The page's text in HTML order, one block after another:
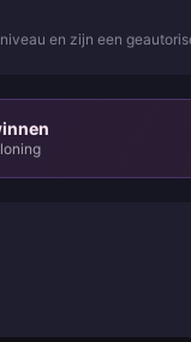
en zijn een